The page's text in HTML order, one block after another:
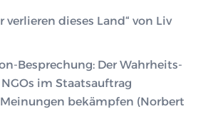
verlieren dieses Land“ von Liv
Besprechung: Der Wahrheits-
im Staatsauftrag
bekämpfen (Norbert